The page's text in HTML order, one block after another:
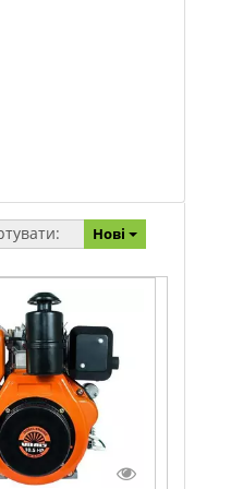
Нові